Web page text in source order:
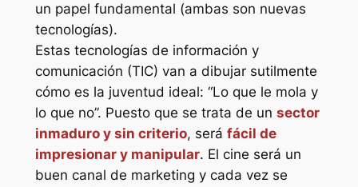
un papel fundamental (ambas son nuevas
tecnologías).
Estas tecnologías de información y
comunicación (TIC) van a dibujar sutilmente
cómo es la juventud ideal: “Lo que le mola y
lo que no”. Puesto que se trata de un sector
inmaduro y sin criterio, será fácil de
impresionar y manipular. El cine será un
buen canal de marketing y cada vez se